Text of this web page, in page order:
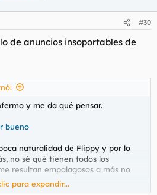
#30
de anuncios insoportables de
y me da qué pensar.
bueno
naturalidad de Flippy y por lo
no sé qué tienen todos los
resultan empalagosos a más no
para expandir...